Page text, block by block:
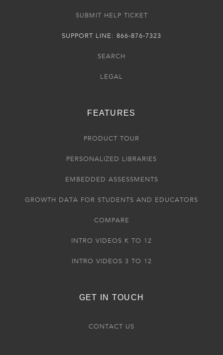
SUBMIT HELP TICKET
SUPPORT LINE: 866-876-7323
SEARCH
LEGAL
FEATURES
PRODUCT TOUR
PERSONALIZED LIBRARIES
EMBEDDED ASSESSMENTS
GROWTH DATA FOR STUDENTS AND EDUCATORS
COMPARE
INTRO VIDEOS K TO 12
INTRO VIDEOS 3 TO 12
GET IN TOUCH
CONTACT US